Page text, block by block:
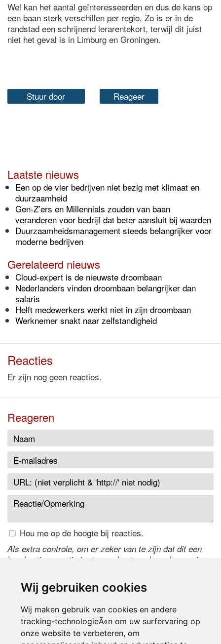
Wij gebruiken cookies
Wij maken gebruik van cookies en andere
tracking-technologieÃ«n om uw surfervaring op
onze website te verbeteren, om
Wel kan het aantal geïnteresseerden en dus de kans op
een baan sterk verschillen per regio. Zo is er in de
randstad een schrijnend lerarentekort, terwijl dit juist
niet het geval is in Limburg en Groningen.
Stuur door Reageer
Laatste nieuws
Een op de vier bedrijven niet bezig met klimaat en
duurzaamheid
Gen-Z’ers en Millennials zouden van baan
veranderen voor bedrijf dat beter aansluit bij waarden
Duurzaamheidsmanagement steeds belangrijker voor
moderne bedrijven
Gerelateerd nieuws
Cloud-expert is de nieuwste droombaan
Nederlanders vinden droombaan belangrijker dan
salaris
Helft medewerkers werkt niet in zijn droombaan
Werknemer snakt naar zelfstandigheid
Reacties
Er zijn nog geen reacties.
Reageren
Hou me op de hoogte bij reacties.
Als extra controle, om er zeker van te zijn dat dit een
handmatige reactie is, typ onderstaande code over in
de code te wijzigen.